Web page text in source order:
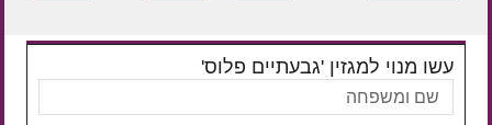
עשו מנוי למגזין 'גבעתיים פלוס'